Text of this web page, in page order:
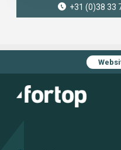
+31 (0)38 33